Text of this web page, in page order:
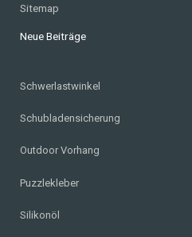
Sitemap
Neue Beiträge
Schwerlastwinkel
Schubladensicherung
Outdoor Vorhang
Puzzlekleber
Silikonöl